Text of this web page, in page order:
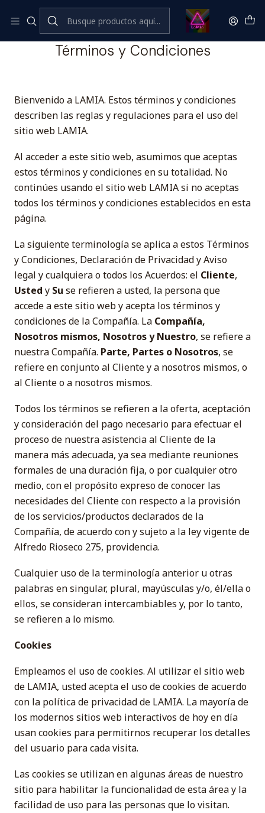
Inicio Términos y Condiciones
Términos y Condiciones
Bienvenido a LAMIA. Estos términos y condiciones
describen las reglas y regulaciones para el uso del
sitio web LAMIA.
Al acceder a este sitio web, asumimos que aceptas
estos términos y condiciones en su totalidad. No
continúes usando el sitio web LAMIA si no aceptas
todos los términos y condiciones establecidos en esta
página.
La siguiente terminología se aplica a estos Términos
y Condiciones, Declaración de Privacidad y Aviso
legal y cualquiera o todos los Acuerdos: el Cliente,
Usted y Su se refieren a usted, la persona que
accede a este sitio web y acepta los términos y
condiciones de la Compañía. La Compañía,
Nosotros mismos, Nosotros y Nuestro, se refiere a
nuestra Compañía. Parte, Partes o Nosotros, se
refiere en conjunto al Cliente y a nosotros mismos, o
al Cliente o a nosotros mismos.
Todos los términos se refieren a la oferta, aceptación
y consideración del pago necesario para efectuar el
proceso de nuestra asistencia al Cliente de la
manera más adecuada, ya sea mediante reuniones
formales de una duración fija, o por cualquier otro
medio, con el propósito expreso de conocer las
necesidades del Cliente con respecto a la provisión
de los servicios/productos declarados de la
Compañía, de acuerdo con y sujeto a la ley vigente de
Alfredo Rioseco 275, providencia.
Cualquier uso de la terminología anterior u otras
palabras en singular, plural, mayúsculas y/o, él/ella o
ellos, se consideran intercambiables y, por lo tanto,
se refieren a lo mismo.
Cookies
Empleamos el uso de cookies. Al utilizar el sitio web
de LAMIA, usted acepta el uso de cookies de acuerdo
con la política de privacidad de LAMIA. La mayoría de
los modernos sitios web interactivos de hoy en día
usan cookies para permitirnos recuperar los detalles
del usuario para cada visita.
Las cookies se utilizan en algunas áreas de nuestro
sitio para habilitar la funcionalidad de esta área y la
facilidad de uso para las personas que lo visitan.